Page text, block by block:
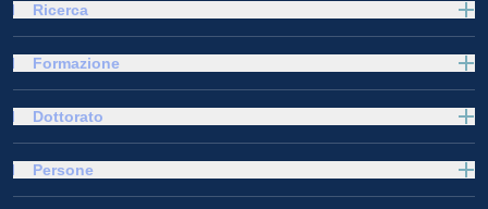
Ricerca
Formazione
Dottorato
Persone